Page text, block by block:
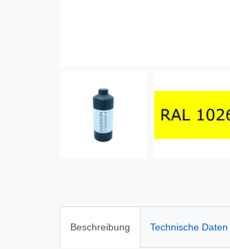
Beschreibung Technische Daten